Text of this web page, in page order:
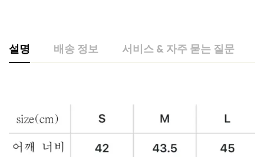
설명 배송 정보 서비스 & 자주 묻는 질문